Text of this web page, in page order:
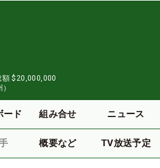
額 $20,000,000
ード 組み合せ ニュース
概要など TV放送予定